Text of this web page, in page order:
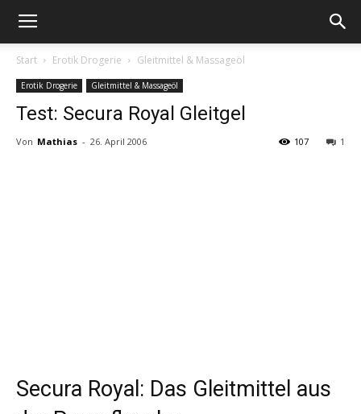
Start Erotik Drogerie Gleitmittel & Massageöl
Erotik Drogerie Gleitmittel & Massageöl
Test: Secura Royal Gleitgel
Von Mathias - 26. April 2006 1
107
Secura Royal: Das Gleitmittel aus